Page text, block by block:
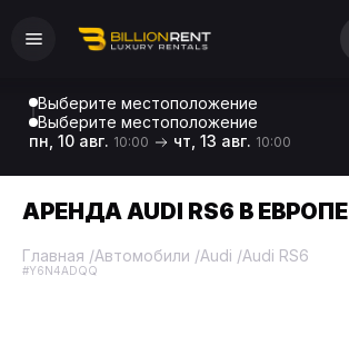
Выберите местоположение
Выберите местоположение
пн, 10 авг. 10:00 чт, 13 авг. 10:00
АРЕНДА AUDI RS6 В ЕВРОПЕ
Главная /Автомобили /Audi /Audi RS6
#Y6N4ADQQ